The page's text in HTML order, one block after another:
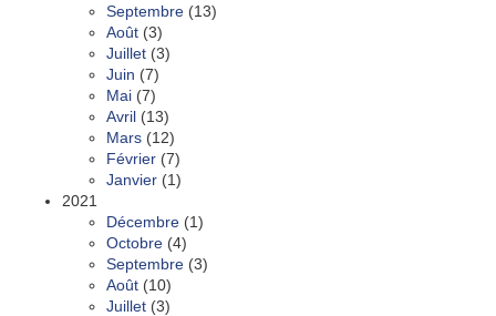
Septembre (13)
Août (3)
Juillet (3)
Juin (7)
Mai (7)
Avril (13)
Mars (12)
Février (7)
Janvier (1)
2021
Décembre (1)
Octobre (4)
Septembre (3)
Août (10)
Juillet (3)